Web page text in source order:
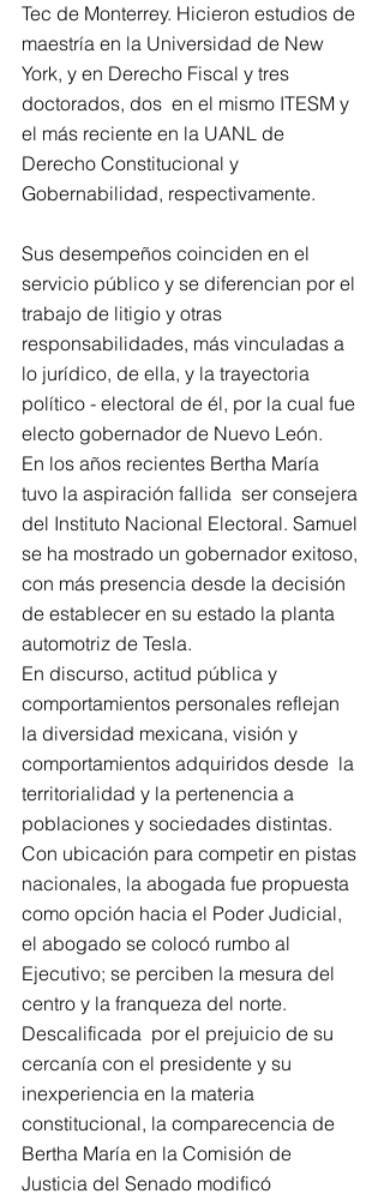
Tec de Monterrey. Hicieron estudios de
maestría en la Universidad de New
York, y en Derecho Fiscal y tres
doctorados, dos  en el mismo ITESM y
el más reciente en la UANL de
Derecho Constitucional y
Gobernabilidad, respectivamente.
Sus desempeños coinciden en el
servicio público y se diferencian por el
trabajo de litigio y otras
responsabilidades, más vinculadas a
lo jurídico, de ella, y la trayectoria
político - electoral de él, por la cual fue
electo gobernador de Nuevo León.
En los años recientes Bertha María
tuvo la aspiración fallida  ser consejera
del Instituto Nacional Electoral. Samuel
se ha mostrado un gobernador exitoso,
con más presencia desde la decisión
de establecer en su estado la planta
automotriz de Tesla.
En discurso, actitud pública y
comportamientos personales reflejan
la diversidad mexicana, visión y
comportamientos adquiridos desde  la
territorialidad y la pertenencia a
poblaciones y sociedades distintas.
Con ubicación para competir en pistas
nacionales, la abogada fue propuesta
como opción hacia el Poder Judicial,
el abogado se colocó rumbo al
Ejecutivo; se perciben la mesura del
centro y la franqueza del norte.
Descalificada  por el prejuicio de su
cercanía con el presidente y su
inexperiencia en la materia
constitucional, la comparecencia de
Bertha María en la Comisión de
Justicia del Senado modificó